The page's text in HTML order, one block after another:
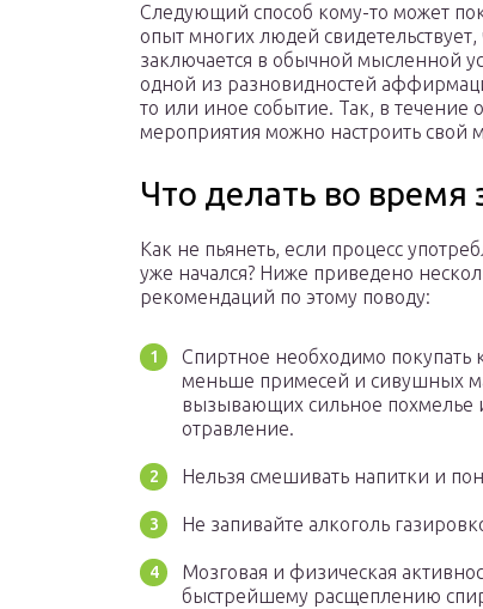
Следующий способ кому-то может
опыт многих людей
заключается в обычной мысленной
одной из разновидностей
то или иное событие. Так, в течение
мероприятия можно настроить свой
Что делать во время
Как не пьянеть, если процесс
уже начался? Ниже приведено
рекомендаций по этому поводу:
Спиртное необходимо покупать
меньше примесей и сивушных
вызывающих сильное похмелье
отравление.
Нельзя смешивать напитки и
Не запивайте алкоголь
Мозговая и физическая
быстрейшему расщеплению